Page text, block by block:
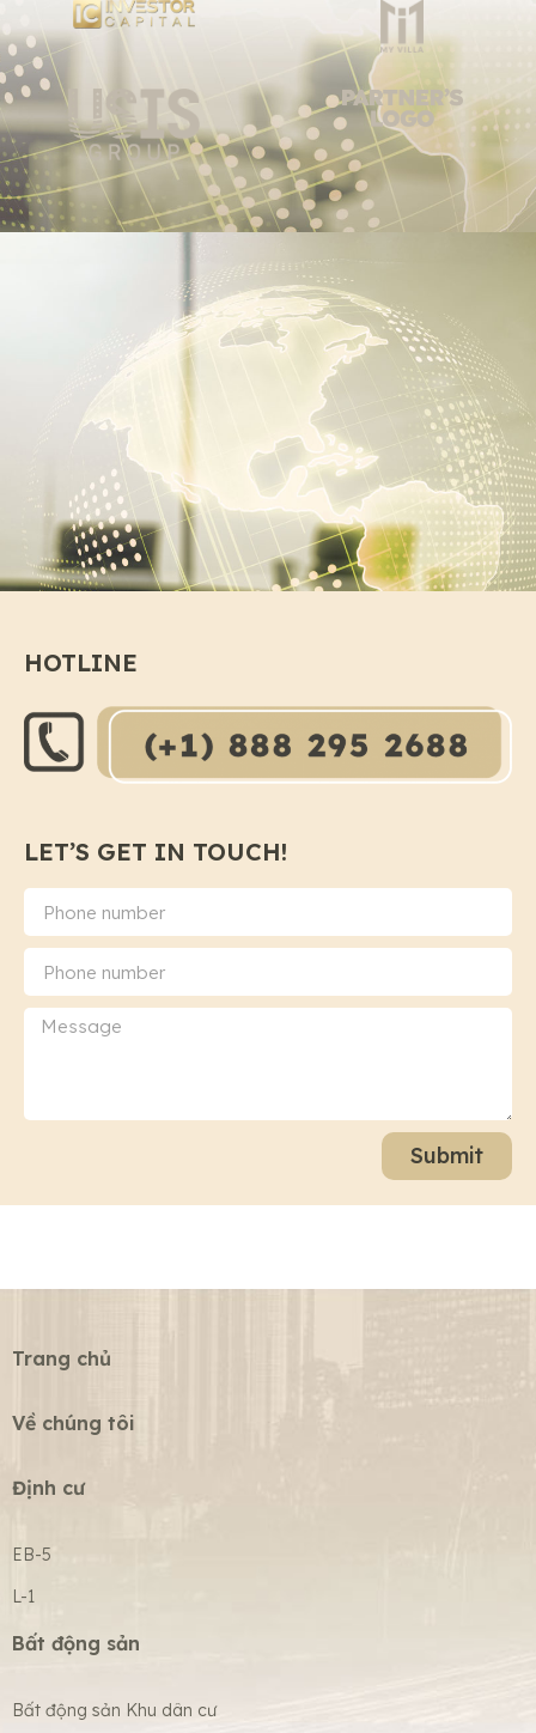
HOTLINE
LET’S GET IN TOUCH!
Submit
Trang chủ
Về chúng tôi
Định cư
EB-5
L-1
Bất động sản
Bất động sản Khu dân cư